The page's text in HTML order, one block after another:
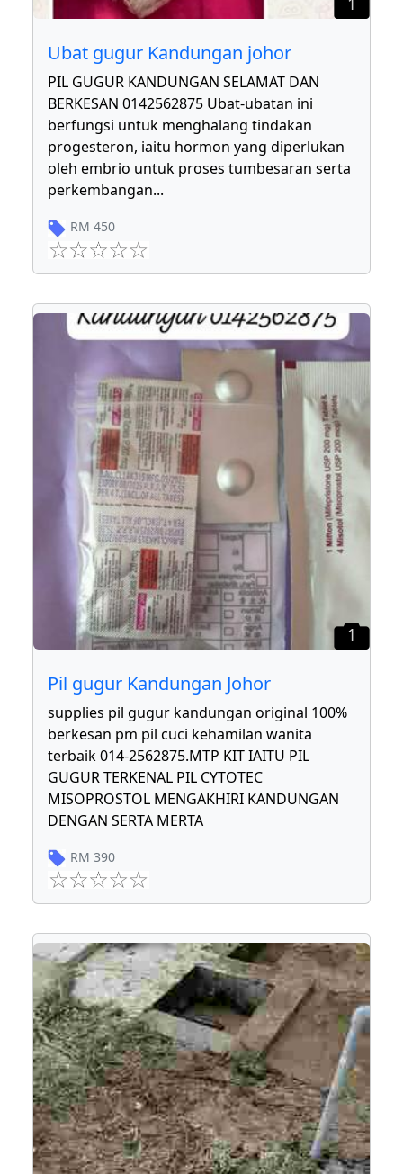
Ubat gugur Kandungan johor
PIL GUGUR KANDUNGAN SELAMAT DAN
BERKESAN 0142562875 Ubat-ubatan ini
berfungsi untuk menghalang tindakan
progesteron, iaitu hormon yang diperlukan
oleh embrio untuk proses tumbesaran serta
perkembangan...
RM 450
1
Pil gugur Kandungan Johor
supplies pil gugur kandungan original 100%
berkesan pm pil cuci kehamilan wanita
terbaik 014-2562875.MTP KIT IAITU PIL
GUGUR TERKENAL PIL CYTOTEC
MISOPROSTOL MENGAKHIRI KANDUNGAN
DENGAN SERTA MERTA
RM 390